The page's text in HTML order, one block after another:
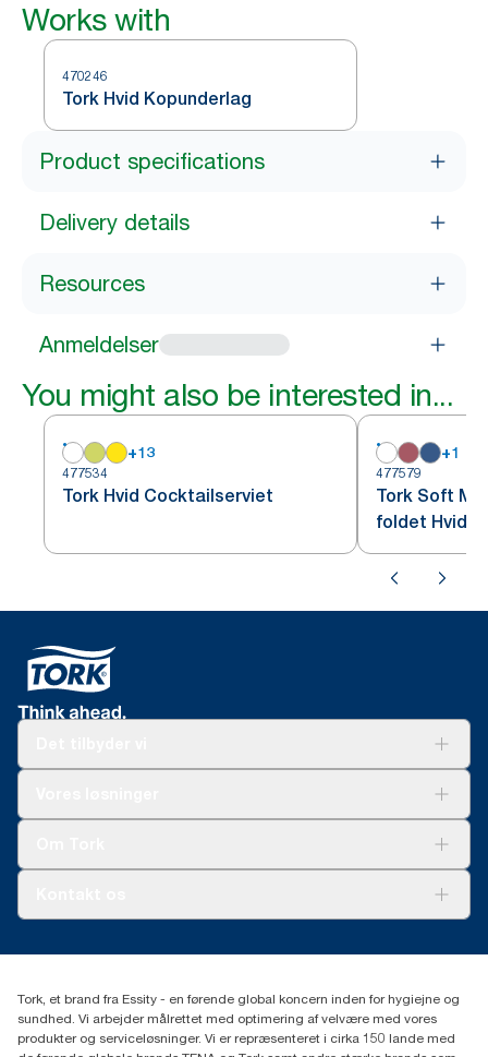
Works with
470246
Tork Hvid Kopunderlag
Product specifications
Delivery details
Resources
Anmeldelser
You might also be interested in...
+13
477534
Tork Hvid Cocktailserviet
+1
477579
Tork Soft
foldet Hvid
Smiley-rapport
(+45) 48 16 82 44
Professional Hygiene
Gydevang 33
DK-3450 Allerød
Tork, et brand fra Essity - en førende global koncern inden for hygiejne og
sundhed. Vi arbejder målrettet med optimering af velvære med vores
produkter og serviceløsninger. Vi er repræsenteret i cirka 150 lande med